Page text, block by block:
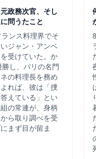
政務次官、そし
問うたこと
ンス料理界でそ
ジャン・アンベ
受けていた。か
し、パリの名門
の料理長を務め
れば、彼は「捜
えている」とい
の常連が、身柄
ら取り調べを受
まず目が留ま